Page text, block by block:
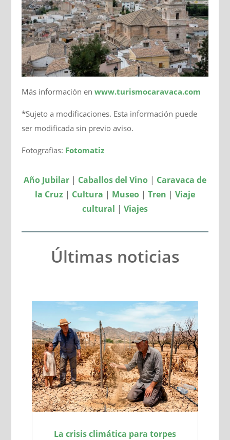
Más información enwww.turismocaravaca.com
*Sujeto a modificaciones. Esta información puede
ser modificada sin previo aviso.
Fotografias: Fotomatiz
Año Jubilar | Caballos del Vino | Caravaca de
la Cruz | Cultura | Museo | Tren | Viaje
cultural | Viajes
Últimas noticias
La crisis climática para torpes